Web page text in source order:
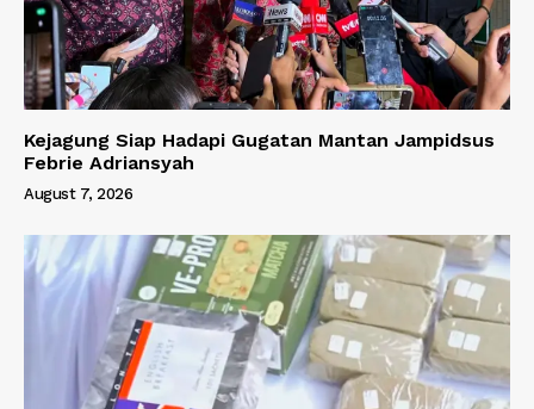
Kejagung Siap Hadapi Gugatan Mantan Jampidsus
Febrie Adriansyah
August 7, 2026